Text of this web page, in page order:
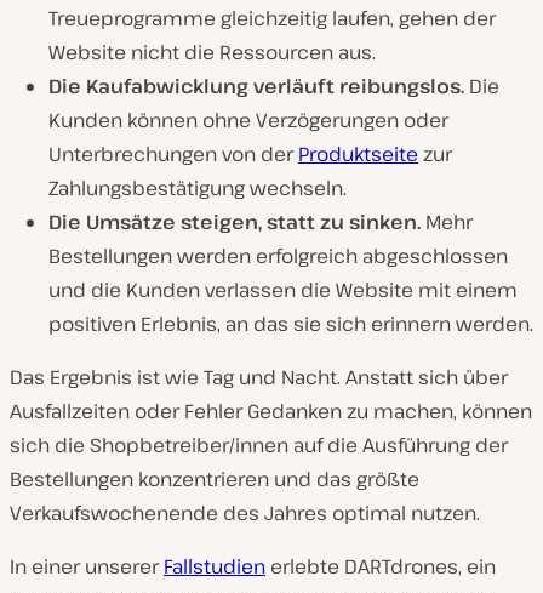
Treueprogramme gleichzeitig laufen, gehen der
Website nicht die Ressourcen aus.
Die Kaufabwicklung verläuft reibungslos. Die
Kunden können ohne Verzögerungen oder
Unterbrechungen von derProduktseite zur
Zahlungsbestätigung wechseln.
Die Umsätze steigen, statt zu sinken. Mehr
Bestellungen werden erfolgreich abgeschlossen
und die Kunden verlassen die Website mit einem
positiven Erlebnis, an das sie sich erinnern werden.
Das Ergebnis ist wie Tag und Nacht. Anstatt sich über
Ausfallzeiten oder Fehler Gedanken zu machen, können
sich die Shopbetreiber/innen auf die Ausführung der
Bestellungen konzentrieren und das größte
Verkaufswochenende des Jahres optimal nutzen.
In einer unsererFallstudien erlebte DARTdrones, ein